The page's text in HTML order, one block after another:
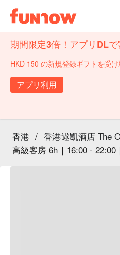
期間限定3倍！アプリDLで
HKD 150 の新規登録ギフトを受け
アプリ利用
香港 / 香港遨凱酒店 The
高級客房 6h｜16:00 - 22:00